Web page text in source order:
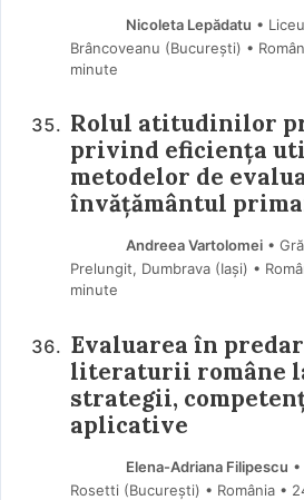
Nicoleta Lepădatu •
Brâncoveanu (Bucureşti) •
minute
Rolul atitudinilor
privind eficiența
metodelor de
învățământul
Andreea Vartolomei•
Prelungit, Dumbrava (Iaşi) •
minute
Evaluarea în
literaturii române
strategii,
aplicative
Elena-Adriana Filipescu
Rosetti (Bucureşti) • România